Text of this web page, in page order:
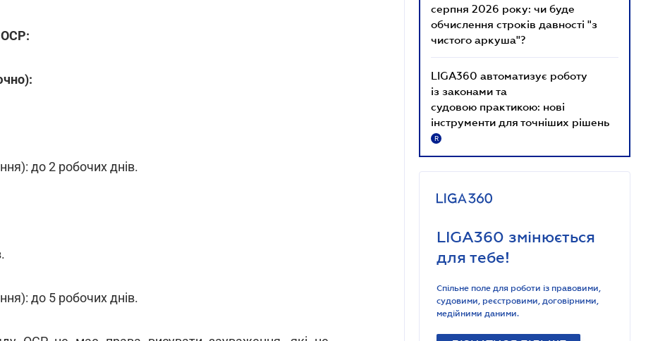
ОСР:
до 2 робочих днів.
до 5 робочих днів.
серпня 2026 року: чи буде
обчислення строків давності "з
чистого аркуша"?
LIGA360 автоматизує роботу
із законами та
судовою практикою: нові
інструменти для точніших рішень
R
LIGA360 змінюється
для тебе!
Спільне поле для роботи із правовими,
судовими, реєстровими, договірними,
медійними даними.